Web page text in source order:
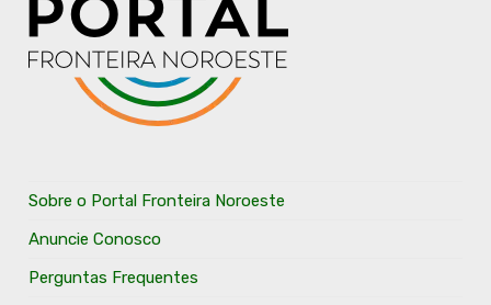
Sobre o Portal Fronteira Noroeste
Anuncie Conosco
Perguntas Frequentes